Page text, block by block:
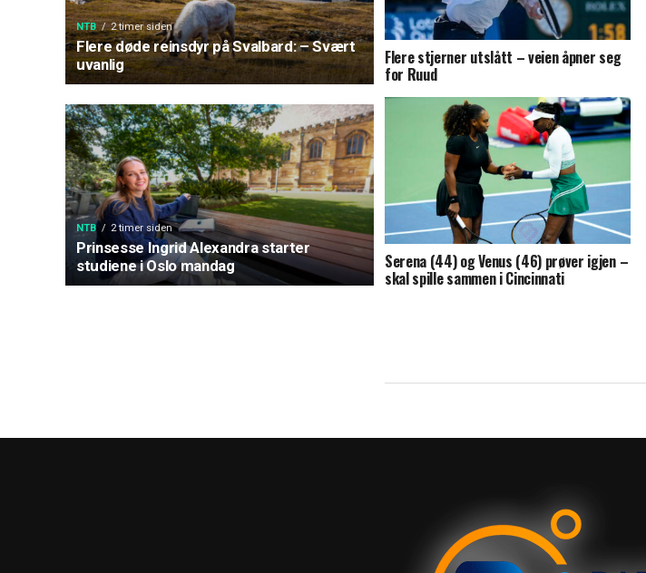
NTB 2 timer siden
Flere døde reinsdyr på Svalbard: – Svært
uvanlig
NTB 2 timer siden
Prinsesse Ingrid Alexandra starter
studiene i Oslo mandag
Flere stjerner utslått – veien åpner seg
for Ruud
Serena (44) og Venus (46) prøver igjen –
skal spille sammen i Cincinnati